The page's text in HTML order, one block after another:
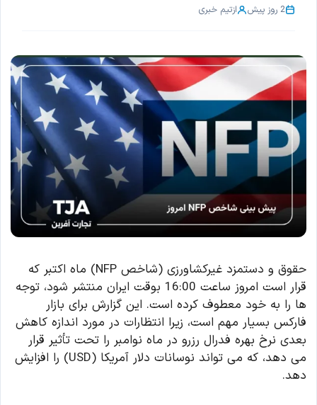
2 روز پیش ازتیم خبری
حقوق و دستمزد غیرکشاورزی (شاخص NFP) ماه اکتبر که
قرار است امروز ساعت 16:00 بوقت ایران منتشر شود، توجه
ها را به خود معطوف کرده است. این گزارش برای بازار
فارکس بسیار مهم است، زیرا انتظارات در مورد اندازه کاهش
بعدی نرخ بهره فدرال رزرو در ماه نوامبر را تحت تأثیر قرار
می دهد، که می تواند نوسانات دلار آمریکا (USD) را افزایش
دهد.